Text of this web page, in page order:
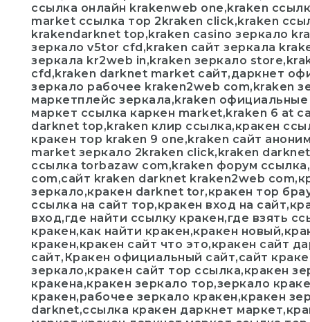
ссылка онлайн krakenweb one,kraken
market ссылка тор 2kraken click,kraken
krakendarknet top,kraken casino зеркало
зеркало v5tor cfd,kraken сайт зеркала
зеркала kr2web in,kraken зеркало
cfd,kraken darknet market сайт,даркнет
зеркало рабочее kraken2web com,kraken
маркетплейс зеркала,kraken
маркет ссылка каркен market,kraken 6 at
darknet top,kraken клир ссылка,кракен
кракен тор kraken 9 one,kraken сайт
market зеркало 2kraken click,kraken
ссылка torbazaw com,kraken форум
com,сайт kraken darknet kraken2web
зеркало,кракен darknet tor,кракен тор
ссылка на сайт тор,кракен вход на
вход,где найти ссылку кракен,где взять
кракен,как найти кракен,кракен
кракен,кракен сайт что это,кракен сайт
сайт,Кракен официальный сайт,сайт
зеркало,кракен сайт тор ссылка,кракен
кракена,кракен зеркало тор,зеркало
кракен,рабочее зеркало кракен,кракен
darknet,ссылка кракен даркнет